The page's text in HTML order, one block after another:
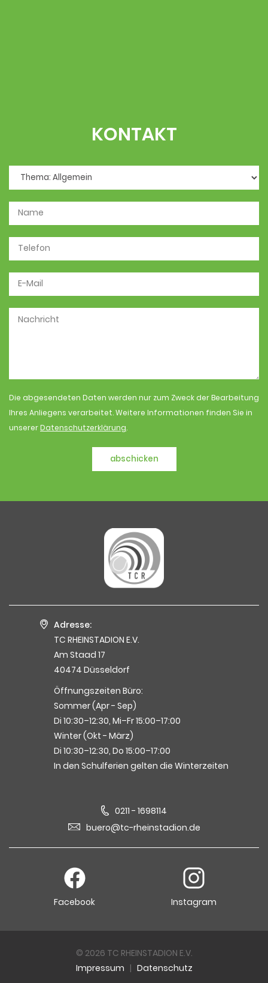
KONTAKT
Die abgesendeten Daten werden nur zum Zweck der Bearbeitung
Ihres Anliegens verarbeitet. Weitere Informationen finden Sie in
unsererDatenschutzerklärung.
abschicken
Adresse:
TC RHEINSTADION E.V.
Am Staad 17
40474 Düsseldorf
Öffnungszeiten Büro:
Sommer (Apr - Sep)
Di 10:30–12:30, Mi–Fr 15:00–17:00
Winter (Okt - März)
Di 10:30–12:30, Do 15:00–17:00
In den Schulferien gelten die Winterzeiten
0211 - 1698114
buero@tc-rheinstadion.de
Facebook Instagram
© 2026 TC RHEINSTADION E.V.
Impressum | Datenschutz